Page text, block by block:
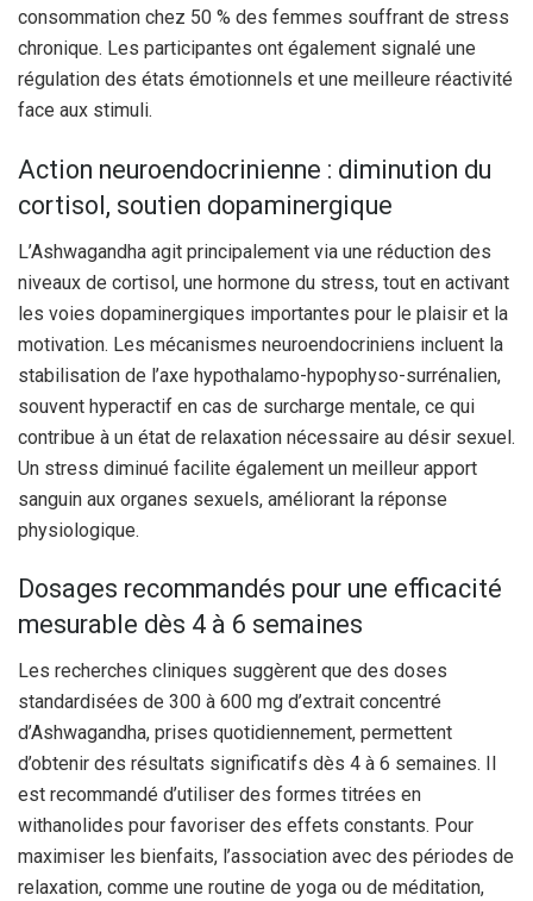
consommation chez 50 % des femmes souffrant de stress
chronique. Les participantes ont également signalé une
régulation des états émotionnels et une meilleure réactivité
face aux stimuli.
Action neuroendocrinienne : diminution du
cortisol, soutien dopaminergique
L’Ashwagandha agit principalement via une réduction des
niveaux de cortisol, une hormone du stress, tout en activant
les voies dopaminergiques importantes pour le plaisir et la
motivation. Les mécanismes neuroendocriniens incluent la
stabilisation de l’axe hypothalamo-hypophyso-surrénalien,
souvent hyperactif en cas de surcharge mentale, ce qui
contribue à un état de relaxation nécessaire au désir sexuel.
Un stress diminué facilite également un meilleur apport
sanguin aux organes sexuels, améliorant la réponse
physiologique.
Dosages recommandés pour une efficacité
mesurable dès 4 à 6 semaines
Les recherches cliniques suggèrent que des doses
standardisées de 300 à 600 mg d’extrait concentré
d’Ashwagandha, prises quotidiennement, permettent
d’obtenir des résultats significatifs dès 4 à 6 semaines. Il
est recommandé d’utiliser des formes titrées en
withanolides pour favoriser des effets constants. Pour
maximiser les bienfaits, l’association avec des périodes de
relaxation, comme une routine de yoga ou de méditation,